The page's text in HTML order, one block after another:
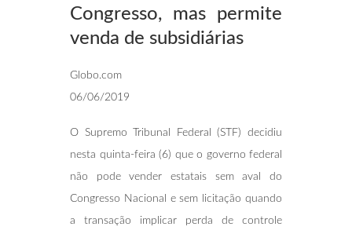
Congresso, mas permite
venda de subsidiárias
Globo.com
06/06/2019
O Supremo Tribunal Federal (STF) decidiu
nesta quinta-feira (6) que o governo federal
não pode vender estatais sem aval do
Congresso Nacional e sem licitação quando
a transação implicar perda de controle